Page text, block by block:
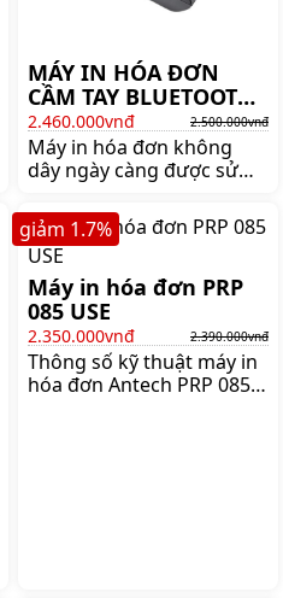
MÁY IN HÓA ĐƠN
CẦM TAY BLUETOOTH
MILESTONE MHT-P26
2.460.000vnđ 2.500.000vnđ
Máy in hóa đơn không
dây ngày càng được sử
cho máy in hóa đơn cố
định nhờ sự tiện dụng của
mình. Thông qua giao tiếp
với máy tính bằng công
nghệ Bluetooth, Wifi hoặc
mạng nội bộ LAN
Máy in hóa đơn PRP
085 USE
2.350.000vnđ 2.390.000vnđ
Thông số kỹ thuật máy in
hóa đơn Antech PRP 085
giảm 1.7%